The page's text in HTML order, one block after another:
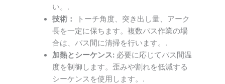
い。.
技術：
トーチ角度、突き出し量、アーク
長を一定に保ちます。複数パス作業の場
合は、パス間に清掃を行います。.
加熱とシーケンス:必要に応じてパス間温
度を制御します。歪みや割れを低減する
シーケンスを使用します。.